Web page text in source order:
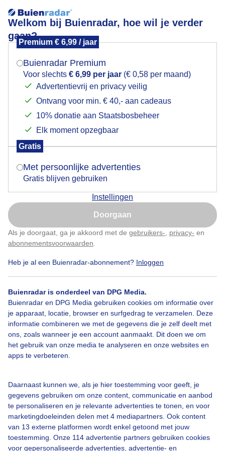
Welkom bij Buienradar, hoe wil je verder
gaan?
Premium € 6,99 / jaar
Buienradar Premium
Voor slechts € 6,99 per jaar (€ 0,58 per maand)
Advertentievrij en privacy veilig
Ontvang voor min. € 40,- aan cadeaus
10% donatie aan Staatsbosbeheer
Elk moment opzegbaar
Gratis
Met persoonlijke advertenties
Gratis blijven gebruiken
Instellingen
Doorgaan
Als je doorgaat, ga je akkoord met de gebruikers- privacy- en
abonnementsvoorwaarden
Heb je al een Buienradar-abonnement? Inloggen
Buienradar is onderdeel van DPG Media.
Buienradar en DPG Media gebruiken cookies om informatie over
je apparaat, locatie, browser en surfgedrag te verzamelen. Deze
informatie combineren we met de gegevens die je zelf deelt met
ons, zoals wanneer je een account aanmaakt. Dit doen we om
het gebruik van onze media te analyseren en onze websites en
apps te verbeteren.
Daarnaast kunnen we, als je hier toestemming voor geeft, je
gegevens gebruiken om onze content, communicatie en aanbod
te personaliseren en je relevante advertenties te tonen, en voor
marketingdoeleinden delen met 4 mediapartners. Ook content
van 13 externe platformen wordt enkel getoond met jouw
toestemming. Onze 114 advertentie partners gebruiken cookies
voor gepersonaliseerde advertenties, advertentie- en
windsil
Een moment geduld aub...
Populaire categorieën
Lente
Zomer
Over Buienradar
Bedrijfsgegevens
Veelgestelde vragen
Contact
Toegankelijkheid
Buienradar Team
Privacy beleid
Cookie beleid
Privacy instellingen
Mogen we je locatie gebruiken voor het
Indien je hier nog geen akkoord op hebt gegeven,
verschijnt er zo een pop-up uit je browser waarin
Is goed, toon de popup
Nu niet, misschien later
Klik hierom dit aan te passen